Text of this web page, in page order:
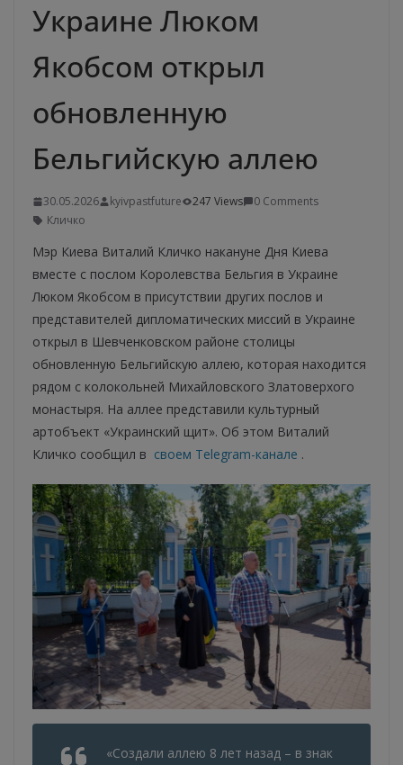
Украине Люком
Якобсом открыл
обновленную
Бельгийскую аллею
30.05.2026 kyivpastfuture 247 Views
0 Comments
Кличко
Мэр Киева Виталий Кличко накануне Дня Киева
вместе с послом Королевства Бельгия в Украине
Люком Якобсом в присутствии других послов и
представителей дипломатических миссий в Украине
открыл в Шевченковском районе столицы
обновленную Бельгийскую аллею, которая находится
рядом с колокольней Михайловского Златоверхого
монастыря. На аллее представили культурный
артобъект «Украинский щит». Об этом Виталий
Кличко сообщил в своем Telegram-канале .
«Создали аллею 8 лет назад – в знак